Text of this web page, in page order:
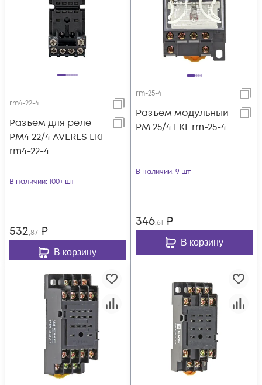
rm4-22-4
Разъем для реле
РМ4 22/4 AVERES EKF
rm4-22-4
В наличии: 100+ шт
532,87 ₽
В корзину
rm-25-4
Разъем модульный
РМ 25/4 EKF rm-25-4
В наличии: 9 шт
346,61 ₽
В корзину